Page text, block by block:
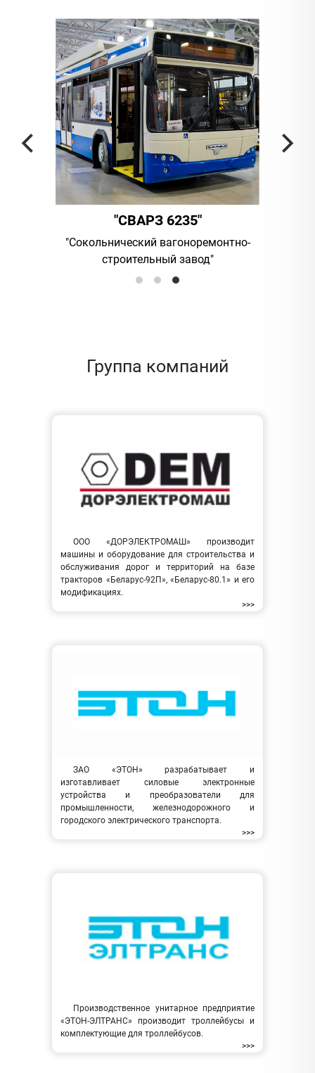
UAB "Vilniaus viesasis
вагоноремонтно-
Группа компаний
ООО «ДОРЭЛЕКТРОМАШ» производит
машины и оборудование для строительства и
обслуживания дорог и территорий на базе
тракторов «Беларус-92П», «Беларус-80.1» и его
модификациях.
>>>
ЗАО «ЭТОН» разрабатывает и
изготавливает силовые электронные
устройства и преобразователи для
промышленности, железнодорожного и
городского электрического транспорта.
>>>
Производственное унитарное предприятие
«ЭТОН-ЭЛТРАНС» производит троллейбусы и
комплектующие для троллейбусов.
>>>